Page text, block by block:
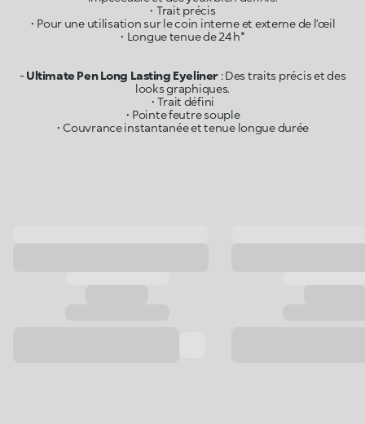
• Trait précis
• Pour une utilisation sur le coin interne et externe de l’œil
• Longue tenue de 24 h*
- Ultimate Pen Long Lasting Eyeliner: Des traits précis et des
looks graphiques.
• Trait défini
• Pointe feutre souple
• Couvrance instantanée et tenue longue durée